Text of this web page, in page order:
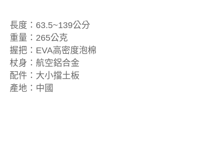
長度：63.5~139公分
重量：265公克
握把：EVA高密度泡棉
杖身：航空鋁合金
配件：大小擋土板
產地：中國